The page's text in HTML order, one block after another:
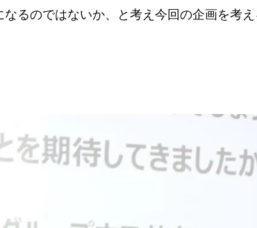
るのではないか、と考え今回の企画を考え